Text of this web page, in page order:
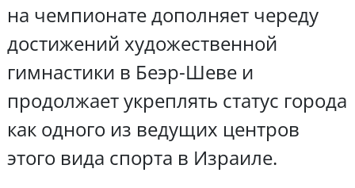
на чемпионате дополняет череду
достижений художественной
гимнастики в Беэр-Шеве и
продолжает укреплять статус города
как одного из ведущих центров
этого вида спорта в Израиле.